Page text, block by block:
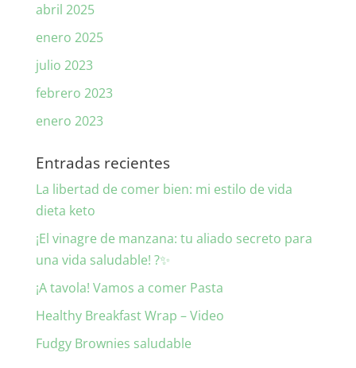
abril 2025
enero 2025
julio 2023
febrero 2023
enero 2023
Entradas recientes
La libertad de comer bien: mi estilo de vida
dieta keto
¡El vinagre de manzana: tu aliado secreto para
una vida saludable! ?✨
¡A tavola! Vamos a comer Pasta
Healthy Breakfast Wrap – Video
Fudgy Brownies saludable